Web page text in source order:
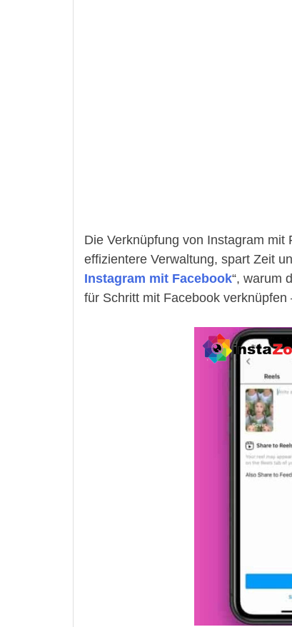
Die Verknüpfung von Instagram
effizientere Verwaltung, spart Zeit
Instagram mit Facebook“, warum
für Schritt mit Facebook